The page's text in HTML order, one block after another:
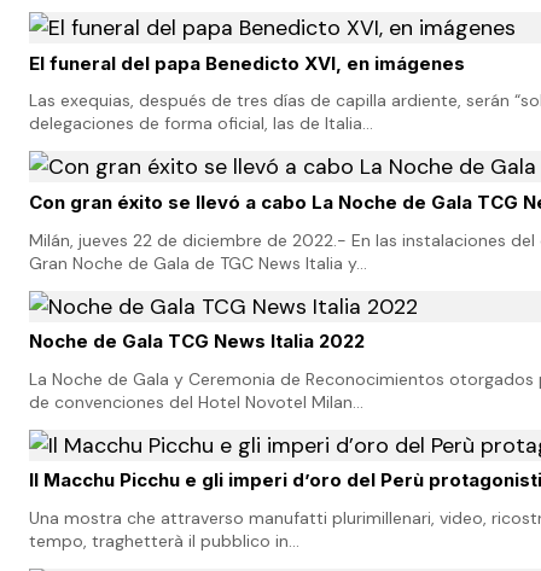
El funeral del papa Benedicto XVI, en imágenes
Las exequias, después de tres días de capilla ardiente, serán
delegaciones de forma oficial, las de Italia…
Con gran éxito se llevó a cabo La Noche de Gala TCG
Milán, jueves 22 de diciembre de 2022.- En las instalaciones
Gran Noche de Gala de TGC News Italia y…
Noche de Gala TCG News Italia 2022
La Noche de Gala y Ceremonia de Reconocimientos
de convenciones del Hotel Novotel Milan…
Il Macchu Picchu e gli imperi d’oro del Perù
Una mostra che attraverso manufatti plurimillenari, video,
tempo, traghetterà il pubblico in…